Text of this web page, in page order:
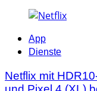
Categories
App
Dienste
Netflix mit